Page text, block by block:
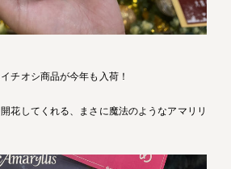
チオシ商品が今年も入荷！
花してくれる、まさに魔法のようなアマリリ